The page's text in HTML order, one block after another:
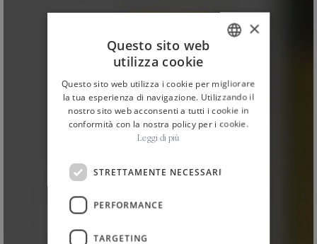
I vini La Segreta
ENGLISH
×
Questo sito web
utilizza cookie
Questo sito web utilizza i cookie per migliorare
la tua esperienza di navigazione. Utilizzando il
nostro sito web acconsenti a tutti i cookie in
conformità con la nostra policy per i cookie.
Leggi di più
STRETTAMENTE NECESSARI
PERFORMANCE
TARGETING